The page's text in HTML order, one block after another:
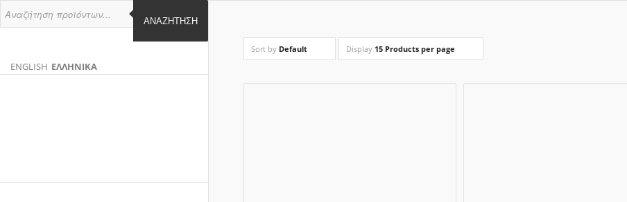
ΑΝΑΖΉΤΗΣΗ
ENGLISH ΕΛΛΗΝΙΚΑ
Sort by Default Display 15 Products per page